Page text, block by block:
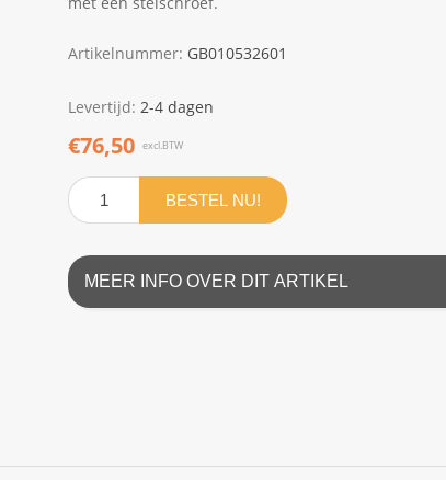
Artikelnummer: GB010532601
Levertijd: 2-4 dagen
€76,50 excl.BTW
BESTEL NU!
MEER INFO OVER DIT ARTIKEL